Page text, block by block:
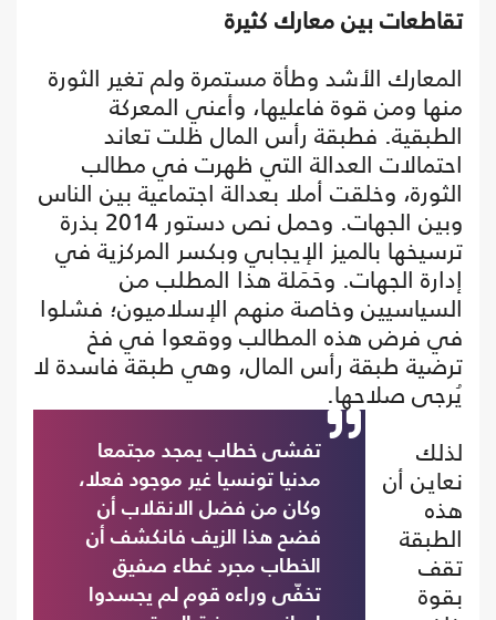
تقاطعات بين معارك كثيرة
المعارك الأشد وطأة مستمرة ولم تغير الثورة
منها ومن قوة فاعليها، وأعني المعركة
الطبقية. فطبقة رأس المال ظلت تعاند
احتمالات العدالة التي ظهرت في مطالب
الثورة، وخلقت أملا بعدالة اجتماعية بين الناس
وبين الجهات. وحمل نص دستور 2014 بذرة
ترسيخها بالميز الإيجابي وبكسر المركزية في
إدارة الجهات. وحَمَلة هذا المطلب من
السياسيين وخاصة منهم الإسلاميون؛ فشلوا
في فرض هذه المطالب ووقعوا في فخ
ترضية طبقة رأس المال، وهي طبقة فاسدة لا
يُرجى صلاحها.
تفشى خطاب يمجد مجتمعا
مدنيا تونسيا غير موجود فعلا،
وكان من فضل الانقلاب أن
فضح هذا الزيف فانكشف أن
الخطاب مجرد غطاء صفيق
تخفّى وراءه قوم لم يجسدوا
لذلك
نعاين أن
هذه
الطبقة
تقف
بقوة